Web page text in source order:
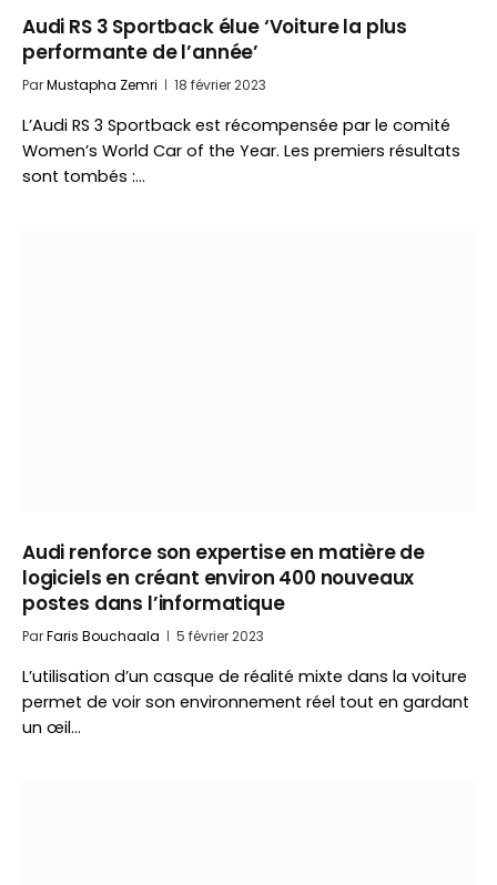
Audi RS 3 Sportback élue ‘Voiture la plus
performante de l’année’
ParMustapha Zemri 18 février 2023
L’Audi RS 3 Sportback est récompensée par le comité
Women’s World Car of the Year. Les premiers résultats
sont tombés :…
Audi renforce son expertise en matière de
logiciels en créant environ 400 nouveaux
postes dans l’informatique
ParFaris Bouchaala 5 février 2023
L’utilisation d’un casque de réalité mixte dans la voiture
permet de voir son environnement réel tout en gardant
un œil…